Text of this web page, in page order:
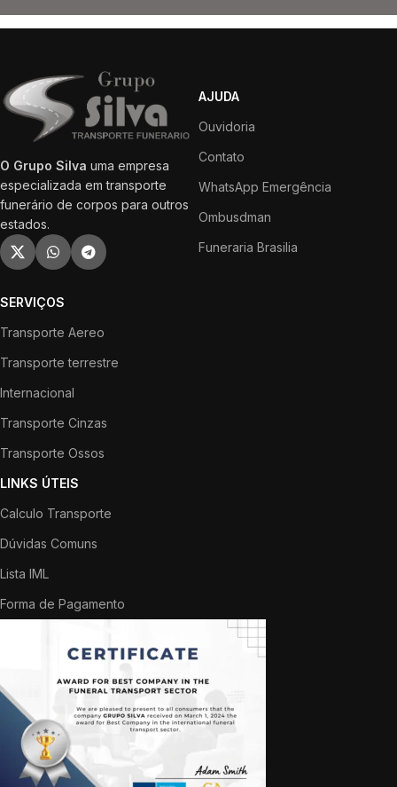
O Grupo Silva uma empresa
especializada em transporte
funerário de corpos para outros
estados.
AJUDA
Ouvidoria
Contato
WhatsApp Emergência
Ombusdman
Funeraria Brasilia
SERVIÇOS
Transporte Aereo
Transporte terrestre
Internacional
Transporte Cinzas
Transporte Ossos
LINKS ÚTEIS
Calculo Transporte
Dúvidas Comuns
Lista IML
Forma de Pagamento